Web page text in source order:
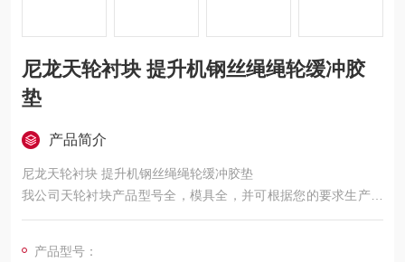
尼龙天轮衬块 提升机钢丝绳绳轮缓冲胶
垫
产品简介
尼龙天轮衬块 提升机钢丝绳绳轮缓冲胶垫
我公司天轮衬块产品型号全，模具全，并可根据您的要求生产各
种形状和材质的产品。产品销往多个省市，欢迎新老顾客选购。
产品型号：